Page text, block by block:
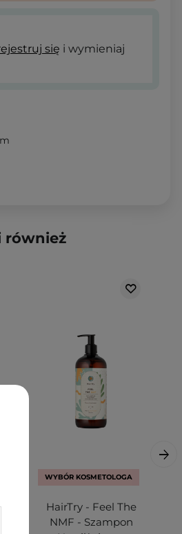
się i wymieniaj
również
WYBÓR KOSMETOLOGA
HairTry - Feel The
NMF - Szampon